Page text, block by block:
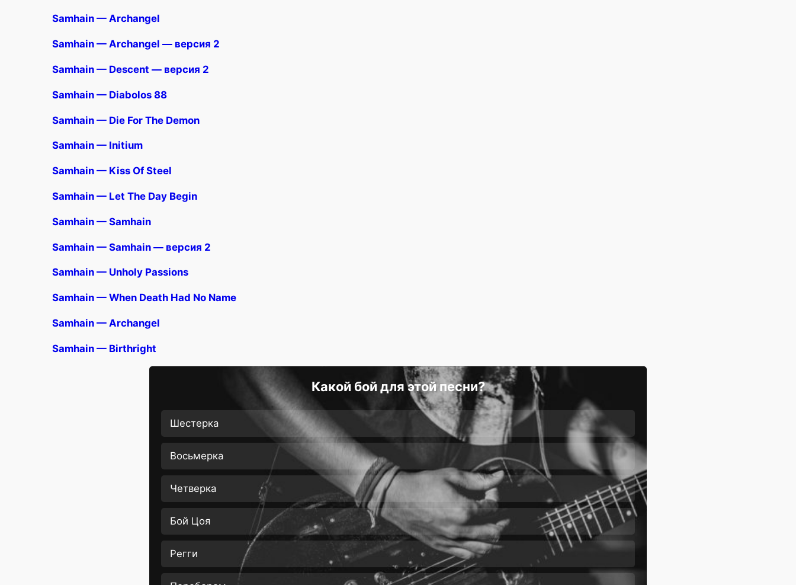
Samhain — Archangel
Samhain — Archangel — версия 2
Samhain — Descent — версия 2
Samhain — Diabolos 88
Samhain — Die For The Demon
Samhain — Initium
Samhain — Kiss Of Steel
Samhain — Let The Day Begin
Samhain — Samhain
Samhain — Samhain — версия 2
Samhain — Unholy Passions
Samhain — When Death Had No Name
Samhain — Archangel
Samhain — Birthright
Какой бой для этой песни?
Шестерка
Восьмерка
Четверка
Бой Цоя
Регги